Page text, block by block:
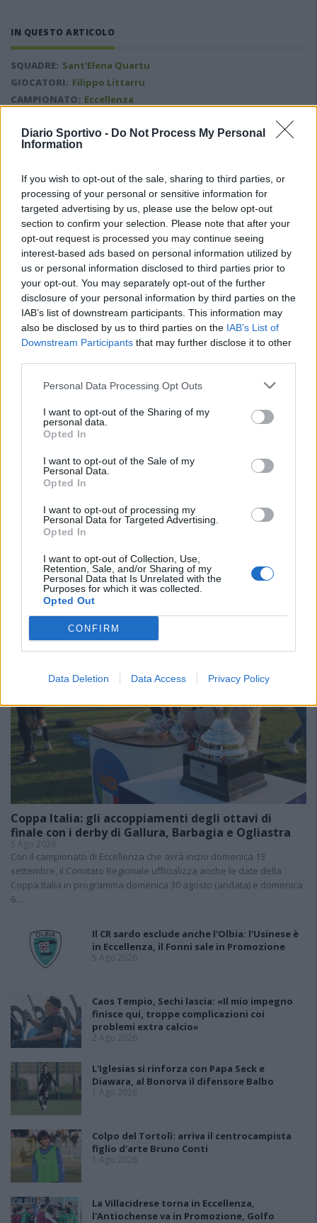
Diario Sportivo - Do Not Process My Personal
Information
If you wish to opt-out of the sale, sharing to third parties, or
processing of your personal or sensitive information for
targeted advertising by us, please use the below opt-out
section to confirm your selection. Please note that after your
opt-out request is processed you may continue seeing
interest-based ads based on personal information utilized by
us or personal information disclosed to third parties prior to
your opt-out. You may separately opt-out of the further
disclosure of your personal information by third parties on the
IAB’s list of downstream participants. This information may
also be disclosed by us to third parties on the IAB’s List of
Downstream Participants that may further disclose it to other
Personal Data Processing Opt Outs
I want to opt-out of the Sharing of my
personal data.
Opted In
I want to opt-out of the Sale of my
Personal Data.
Opted In
I want to opt-out of processing my
Personal Data for Targeted Advertising.
Opted In
I want to opt-out of Collection, Use,
Retention, Sale, and/or Sharing of my
Personal Data that Is Unrelated with the
Purposes for which it was collected.
Opted Out
CONFIRM
Data Deletion Data Access Privacy Policy
IN QUESTO ARTICOLO
SQUADRE: Sant'Elena Quartu
GIOCATORI: Filippo Littarru
CAMPIONATO: Eccellenza
TAGS: 36ª giornata
PUÒ INTERESSARTI ANCHE
Su mercau sighit a regalai ispantus: est mellus
scumiti apitzus de is giòvunus o is giogadoris de
esperièntzia funt sèmpiri sa cosa mellus po
6 Ago 2026
E duncas, a cantu parrit, de su chi ndi potzu cumprendi (e megu a
brullai, est bastanti craru, berus?), seus arribbaus, nci dda eus fata,
po ddu narai diaici puru, a nci lompi, a nci spundi (po…
Coppa Italia: gli accoppiamenti degli ottavi di
finale con i derby di Gallura, Barbagia e Ogliastra
5 Ago 2026
Con il campionato di Eccellenza che avrà inizio domenica 13
settembre, il Comitato Regionale ufficializza anche le date della
Coppa Italia in programma domenica 30 agosto (andata) e domenica
6…
Il CR sardo esclude anche l'Olbia: l'Usinese è
in Eccellenza, il Fonni sale in Promozione
5 Ago 2026
Caos Tempio, Sechi lascia: «Il mio impegno
finisce qui, troppe complicazioni coi
problemi extra calcio»
2 Ago 2026
L'Iglesias si rinforza con Papa Seck e
Diawara, al Bonorva il difensore Balbo
1 Ago 2026
Colpo del Tortolì: arriva il centrocampista
figlio d'arte Bruno Conti
1 Ago 2026
La Villacidrese torna in Eccellenza,
l'Antiochense va in Promozione, Golfo